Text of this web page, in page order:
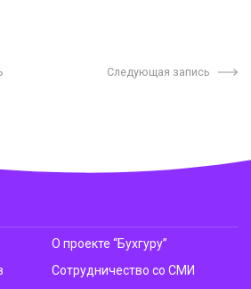
Следующая запись
О проекте “Бухгуру”
Сотрудничество со СМИ